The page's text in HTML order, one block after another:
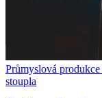
Průmyslová
stoupla